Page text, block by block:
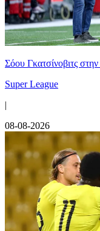
Σόου Γκατσίνοβιτς
Super League
|
08-08-2026